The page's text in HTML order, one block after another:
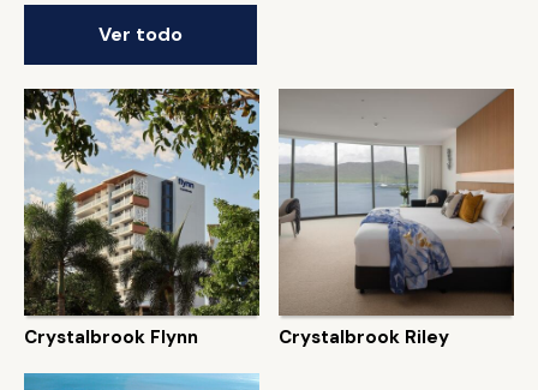
Ver todo
Crystalbrook Flynn Crystalbrook Riley